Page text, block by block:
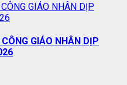
GIÁO NHÂN DỊP
GIÁO NHÂN DỊP